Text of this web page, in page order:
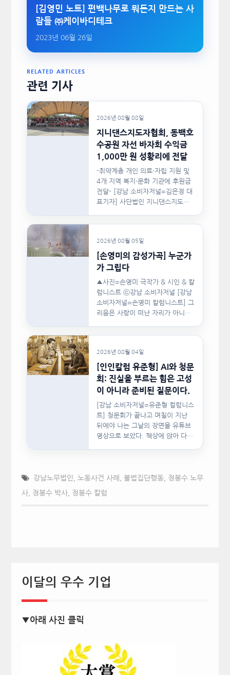
[김영민 노트] 편백나무로 뭐든지 만드는 사
람들 ㈜케이바디테크
2023년 06월 26일
RELATED ARTICLES
관련 기사
2026년 08월 08일
지니댄스지도자협회, 동백호
수공원 자선 바자회 수익금
1,000만 원 성황리에 전달
-취약계층 개인 의료·자립 지원 및
4개 지역 복지·문화 기관에 후원금
전달- [강남 소비자저널=김은정 대
표기자] 사단법인 지니댄스지도자
지난…
2026년 08월 05일
[손영미의 감성가곡] 누군가
가 그립다
▲사진=손영미 극작가 & 시인 & 칼
럼니스트 ⓒ강남 소비자저널 [강남
소비자저널=손영미 칼럼니스트] 그
리움은 사랑이 떠난 자리가 아니라,
2026년 08월 04일
[인인칼럼 유준형] AI와 청문
회: 진실을 부르는 힘은 고성
이 아니라 준비된 질문이다.
[강남 소비자저널=유준형 컬럼니스
트] 청문회가 끝나고 며칠이 지난
뒤에야 나는 그날의 장면을 유튜브
영상으로 보았다. 책상에 앉아 다른
강남노무법인 노동사건 사례 불법집단행동, 정봉수 노무
사, 정봉수 박사, 정봉수 칼럼
이달의 우수 기업
▼아래 사진 클릭